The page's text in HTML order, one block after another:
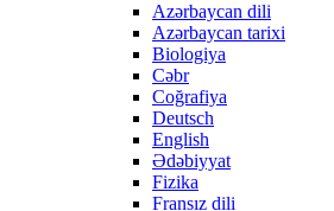
Azərbaycan dili
Azərbaycan tarixi
Biologiya
Cəbr
Coğrafiya
Deutsch
English
Ədəbiyyat
Fizika
Fransız dili